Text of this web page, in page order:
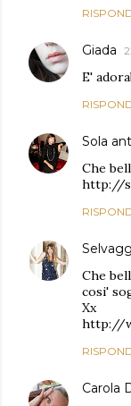
Giada
E'
Sola
Che
http://
Che
cosi'
Xx
http://
Carola